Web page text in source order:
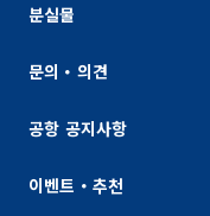
분실물
문의・의견
공항 공지사항
이벤트・추천